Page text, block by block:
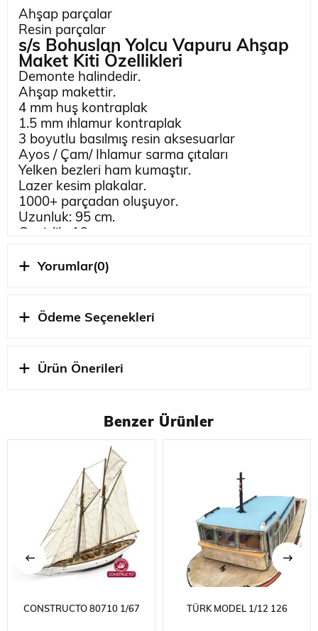
Ahşap parçalar
Resin parçalar
s/s Bohuslan Yolcu Vapuru Ahşap
Maket Kiti Özellikleri
Demonte halindedir.
Ahşap makettir.
4 mm huş kontraplak
1.5 mm ıhlamur kontraplak
3 boyutlu basılmış resin aksesuarlar
Ayos / Çam/ Ihlamur sarma çıtaları
Yelken bezleri ham kumaştır.
Lazer kesim plakalar.
1000+ parçadan oluşuyor.
Uzunluk: 95 cm.
İçerisinde yapıştırıcı bulunmaz.
birleştirebilirsiniz.
BU ÜRÜNÜ BİTİRMEK İÇİN İHTİYACINIZ
ALTINDA BULABİLİRSİNİZ
Yorumlar(0)
Ödeme Seçenekleri
Ürün Önerileri
Benzer Ürünler
CONSTRUCTO 80710 1/67 TÜRK MODEL 1/12 126